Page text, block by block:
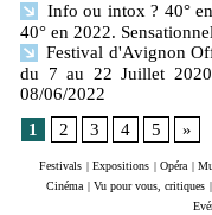
Info ou intox ? 40°
40° en 2022.
Festival d'Avignon
du 7 au 22 Juillet
08/06/2022
1
2 3 4 5 »
Festivals Expositions Opéra
Cinéma
Vu pour vous, critiques